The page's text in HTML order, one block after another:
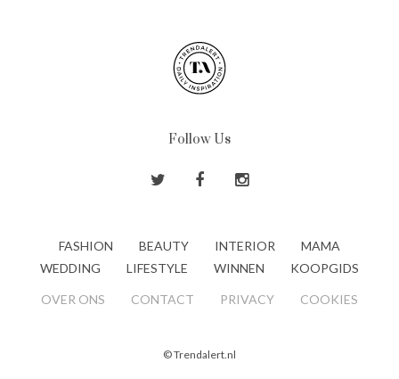
Follow Us
FASHION BEAUTY INTERIOR
MAMA
WEDDING
LIFESTYLE WINNEN KOOPGIDS
OVER ONS CONTACT PRIVACY COOKIES
© Trendalert.nl